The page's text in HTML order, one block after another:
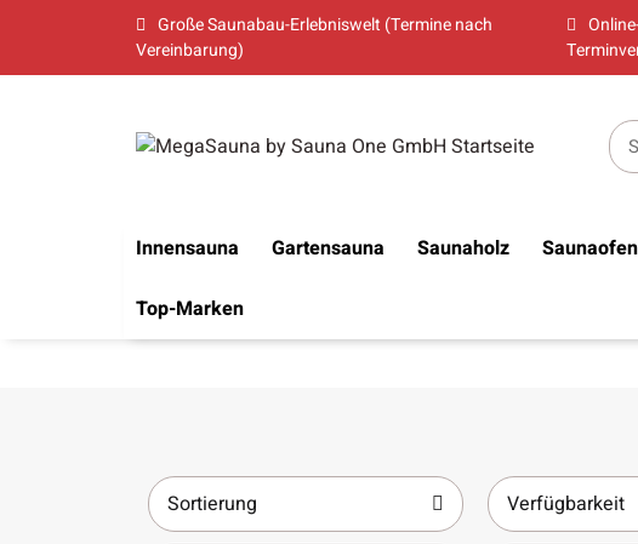
Große Saunabau-Erlebniswelt (Termine nach
Vereinbarung)
Innensauna Gartensauna Saunaholz Saunaofen
Top-Marken
Sortierung Verfügbarkeit